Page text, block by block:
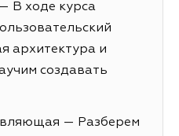
В ходе курса
архитектура и
создавать
— Разберем